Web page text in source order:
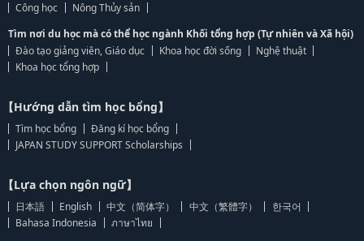
Công học
Nông Thủy sản
Tìm nơi du học mà có thể học ngành Khối tổng hợp (Tự nhiên và Xã hội)
Đào tạo giảng viên, Giáo dục
Khoa học đời sống
Nghệ thuật
Khoa học tổng hợp
【Hướng dẫn tìm học bổng】
Tìm học bổng
Đăng kí học bổng
JAPAN STUDY SUPPORT Scholarships
【Lựa chọn ngôn ngữ】
日本語 English 中文（简体字） 中文（繁體字）
한국어
Bahasa Indonesia
ภาษาไทย